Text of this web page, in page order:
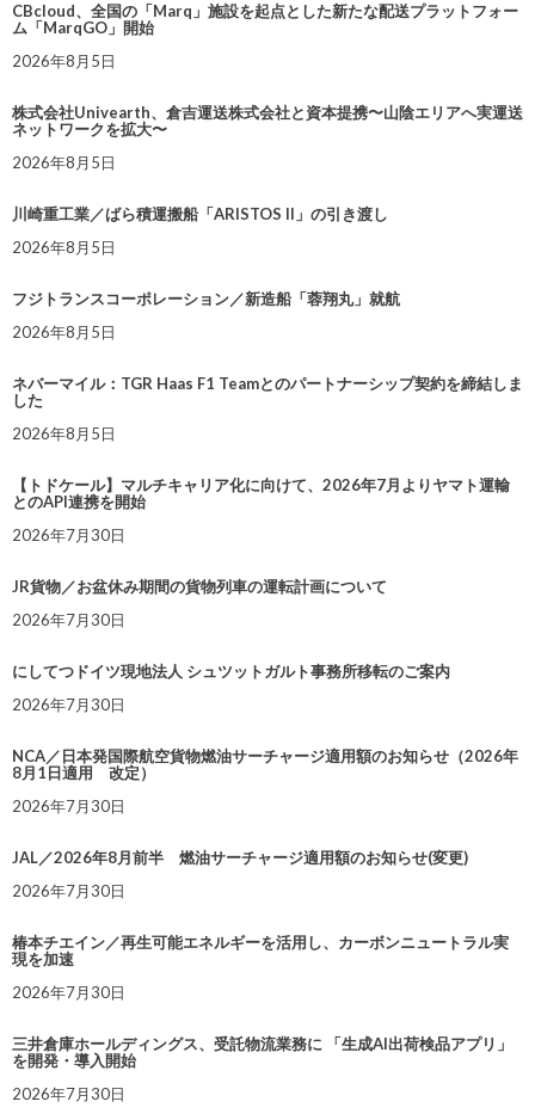
CBcloud、全国の「Marq」施設を起点とした新たな配送プラットフォー
ム「MarqGO」開始
2026年8月5日
株式会社Univearth、倉吉運送株式会社と資本提携〜山陰エリアへ実運送
ネットワークを拡大〜
2026年8月5日
川崎重工業／ばら積運搬船「ARISTOS II」の引き渡し
2026年8月5日
フジトランスコーポレーション／新造船「蓉翔丸」就航
2026年8月5日
ネバーマイル：TGR Haas F1 Teamとのパートナーシップ契約を締結しま
した
2026年8月5日
【トドケール】マルチキャリア化に向けて、2026年7月よりヤマト運輸
とのAPI連携を開始
2026年7月30日
JR貨物／お盆休み期間の貨物列車の運転計画について
2026年7月30日
にしてつドイツ現地法人 シュツットガルト事務所移転のご案内
2026年7月30日
NCA／日本発国際航空貨物燃油サーチャージ適用額のお知らせ（2026年
8月1日適用 改定）
2026年7月30日
JAL／2026年8月前半 燃油サーチャージ適用額のお知らせ(変更)
2026年7月30日
椿本チエイン／再生可能エネルギーを活用し、カーボンニュートラル実
現を加速
2026年7月30日
三井倉庫ホールディングス、受託物流業務に 「生成AI出荷検品アプリ」
を開発・導入開始
2026年7月30日